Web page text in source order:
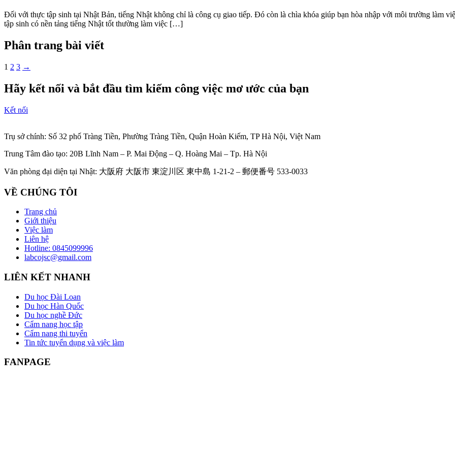
Đối với thực tập sinh tại Nhật Bản, tiếng Nhật không chỉ là công cụ giao tiếp. Đó còn là chìa khóa giúp bạn hòa nhập với môi trường làm
tập sinh có nền tảng tiếng Nhật tốt thường làm việc […]
Phân trang bài viết
1 2 3 →
Hãy kết nối và bắt đầu tìm kiếm công việc mơ ước của bạn
Kết nối
Trụ sở chính: Số 32 phố Tràng Tiền, Phường Tràng Tiền, Quận Hoàn Kiếm, TP Hà Nội, Việt Nam
Trung Tâm đào tạo: 20B Lĩnh Nam – P. Mai Động – Q. Hoàng Mai – Tp. Hà Nội
Văn phòng đại diện tại Nhật: 大阪府 大阪市 東淀川区 東中島 1-21-2 – 郵便番号 533-0033
VỀ CHÚNG TÔI
Trang chủ
Giới thiệu
Việc làm
Liên hệ
Hotline: 0845099996
labcojsc@gmail.com
LIÊN KẾT NHANH
Du học Đài Loan
Du học Hàn Quốc
Du học nghề Đức
Cẩm nang học tập
Cẩm nang thi tuyển
Tin tức tuyển dụng và việc làm
FANPAGE